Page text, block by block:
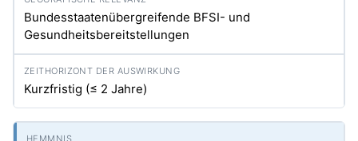
Bundesstaatenübergreifende BFSI- und
Gesundheitsbereitstellungen
Kurzfristig (≤ 2 Jahre)